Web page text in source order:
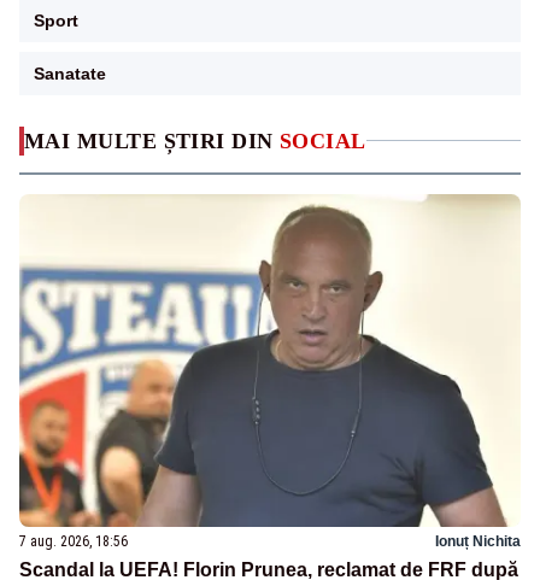
MAI MULTE ȘTIRI DIN SOCIAL
7 aug. 2026, 18:56 Ionuț Nichita
Scandal la UEFA! Florin Prunea, reclamat de FRF după
Sport
Sanatate